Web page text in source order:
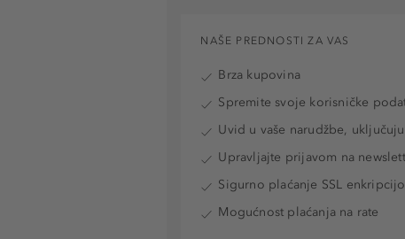
NAŠE PREDNOSTI ZA VAS
Brza kupovina
Spremite svoje korisničke
Uvid u vaše narudžbe,
Upravljajte prijavom na
Sigurno plaćanje SSL
Mogućnost plaćanja na rate